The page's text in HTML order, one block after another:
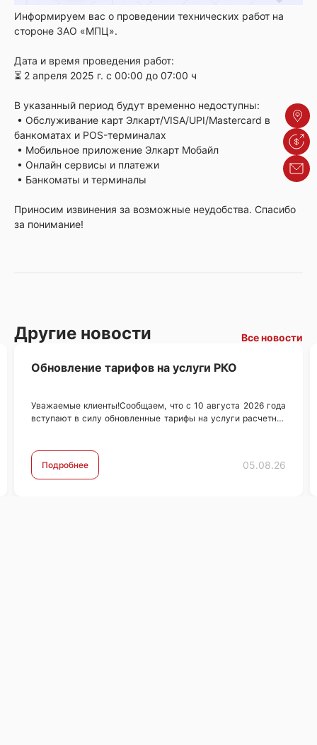
Информируем вас о проведении технических работ на
стороне ЗАО «МПЦ».
Дата и время проведения работ:
⏳ 2 апреля 2025 г. с 00:00 до 07:00 ч
В указанный период будут временно недоступны:
• Обслуживание карт Элкарт/VISA/UPI/Mastercard в
банкоматах и POS-терминалах
• Мобильное приложение Элкарт Мобайл
• Онлайн сервисы и платежи
• Банкоматы и терминалы
Приносим извинения за возможные неудобства. Спасибо
за понимание!
Другие новости Все новости
Обновление тарифов на услуги РКО
Уважаемые клиенты!Сообщаем, что с 10 августа 2026 года
вступают в силу обновленные тарифы на услуги расчетно-
Подробнее
05.08.26